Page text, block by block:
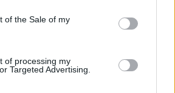
of the Sale of my
of processing my
Targeted Advertising.
më
e
“Meta” gjobitet me 567
sigurinë e fëmijëve,
kompania: Do ta apelojmë